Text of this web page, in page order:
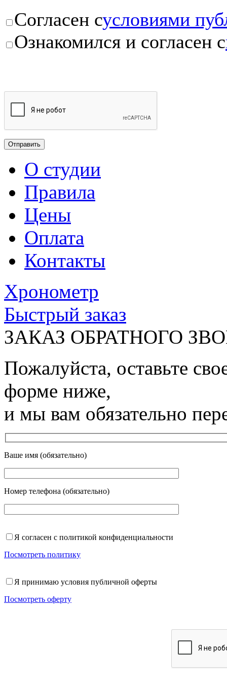
Согласен сусловиями
Ознакомился и согласен с
О студии
Правила
Цены
Оплата
Контакты
Хронометр
Быстрый заказ
ЗАКАЗ ОБРАТНОГО
Пожалуйста, оставьте
форме ниже,
и мы вам обязательно
Ваше имя (обязательно)
Номер телефона (обязательно)
Я согласен с политикой конфиденциальности
Посмотреть политику
Я принимаю условия публичной оферты
Посмотреть оферту